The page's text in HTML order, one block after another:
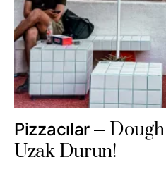
Pizzacılar
Uzak Durun!